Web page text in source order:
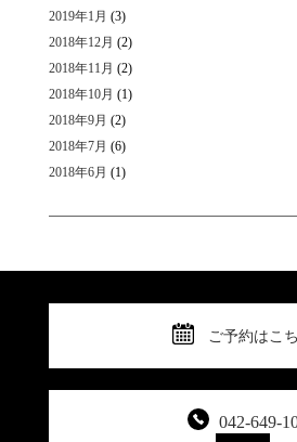
2019年1月 (3)
2018年12月 (2)
2018年11月 (2)
2018年10月 (1)
2018年9月 (2)
2018年7月 (6)
2018年6月 (1)
ご予約はこ
042-649-